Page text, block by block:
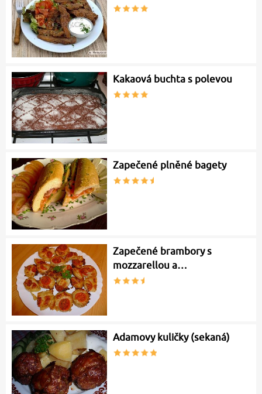
Kakaová buchta s polevou
Zapečené plněné bagety
Zapečené brambory s
mozzarellou a…
Adamovy kuličky (sekaná)